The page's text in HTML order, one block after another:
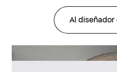
Al diseñador